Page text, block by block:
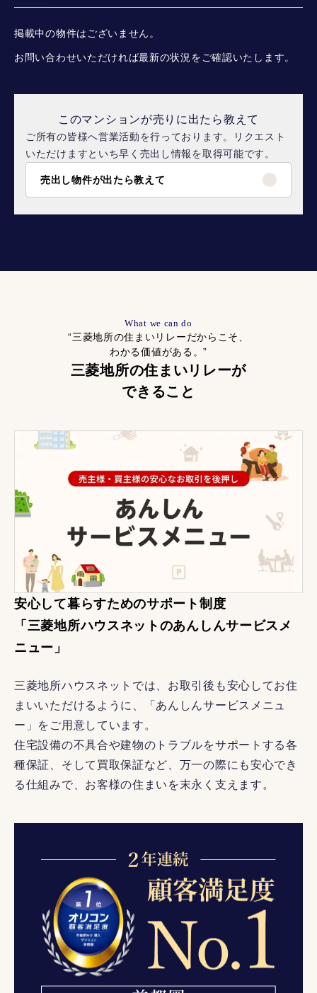
掲載中の物件はございません。
お問い合わせいただければ最新の状況をご確認いたします。
このマンションが売りに出たら教えて
ご所有の皆様へ営業活動を行っております。リクエスト
いただけますといち早く売出し情報を取得可能です。
売出し物件が出たら教えて
What we can do
“三菱地所の住まいリレーだからこそ、
わかる価値がある。”
三菱地所の住まいリレーが
できること
安心して暮らすためのサポート制度
「三菱地所ハウスネットのあんしんサービスメ
ニュー」
三菱地所ハウスネットでは、お取引後も安心してお住
まいいただけるように、「あんしんサービスメニュ
ー」をご用意しています。
住宅設備の不具合や建物のトラブルをサポートする各
種保証、そして買取保証など、万一の際にも安心でき
る仕組みで、お客様の住まいを末永く支えます。